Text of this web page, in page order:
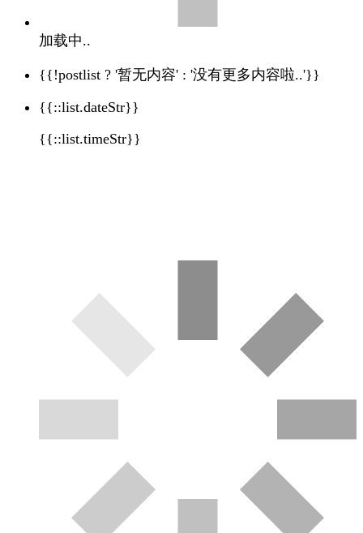
加载中..
{{!postlist ? '暂无内容' : '没有更多内容啦..'}}
{{::list.dateStr}}
{{::list.timeStr}}